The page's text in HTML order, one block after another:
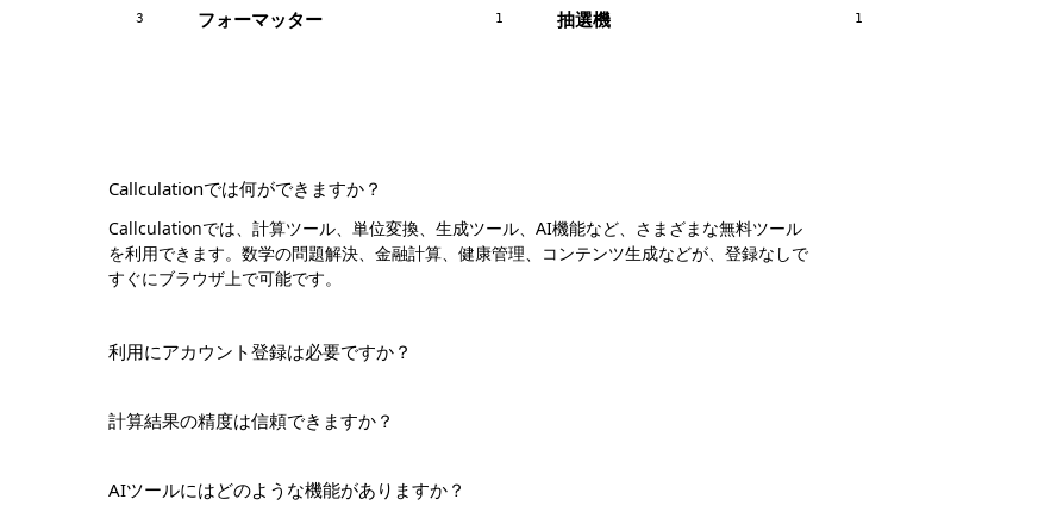
3 フォーマッター 1 抽選機 1
Callculationでは何ができますか？
Callculationでは、計算ツール、単位変換、生成ツール、AI機能など、さまざまな無料ツール
を利用できます。数学の問題解決、金融計算、健康管理、コンテンツ生成などが、登録なしで
すぐにブラウザ上で可能です。
利用にアカウント登録は必要ですか？
計算結果の精度は信頼できますか？
AIツールにはどのような機能がありますか？